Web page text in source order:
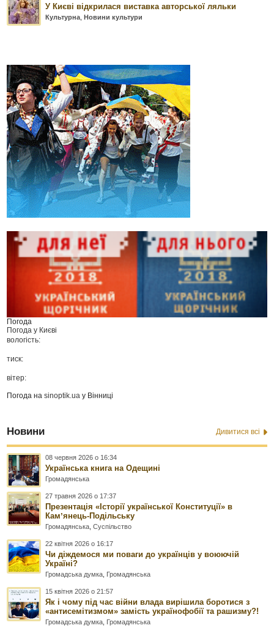
У Києві відкрилася виставка авторської ляльки
Культурна ,Новини культури
Погода
Погода у Києві
вологість:
тиск:
вітер:
Погода наsinoptik.ua у Вінниці
Новини Дивитися всі
08 червня 2026 о 16:34
Українська книга на Одещині
Громадянська
27 травня 2026 о 17:37
Презентація «Історії української Конституції» в
Камʼянець-Подільську
Громадянська ,Суспільство
22 квітня 2026 о 16:17
Чи діждемося ми поваги до українців у воюючій
Україні?
Громадська думка Громадянська
15 квітня 2026 о 21:57
Як і чому під час війни влада вирішила боротися з
«антисемітизмом» замість українофобії та рашизму?!
Громадська думка Громадянська